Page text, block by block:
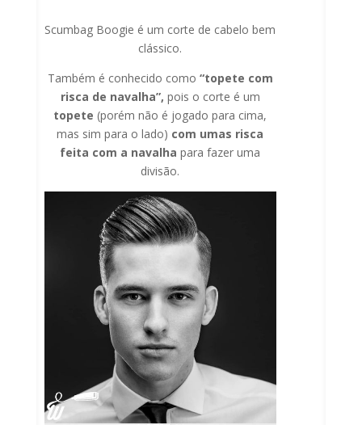
Scumbag Boogie é um corte de cabelo bem
clássico.
Também é conhecido como “topete com
risca de navalha”, pois o corte é um
topete (porém não é jogado para cima,
mas sim para o lado) com umas risca
feita com a navalha para fazer uma
divisão.